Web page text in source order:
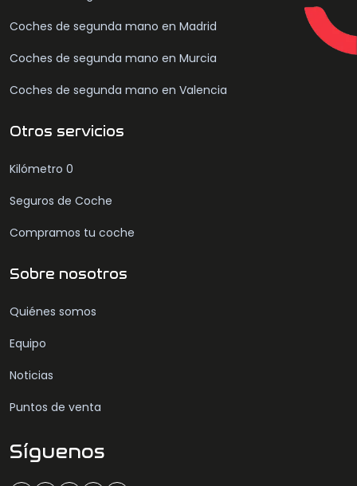
Coches de segunda mano en Madrid
Coches de segunda mano en Murcia
Coches de segunda mano en Valencia
Otros servicios
Kilómetro 0
Seguros de Coche
Compramos tu coche
Sobre nosotros
Quiénes somos
Equipo
Noticias
Puntos de venta
Síguenos